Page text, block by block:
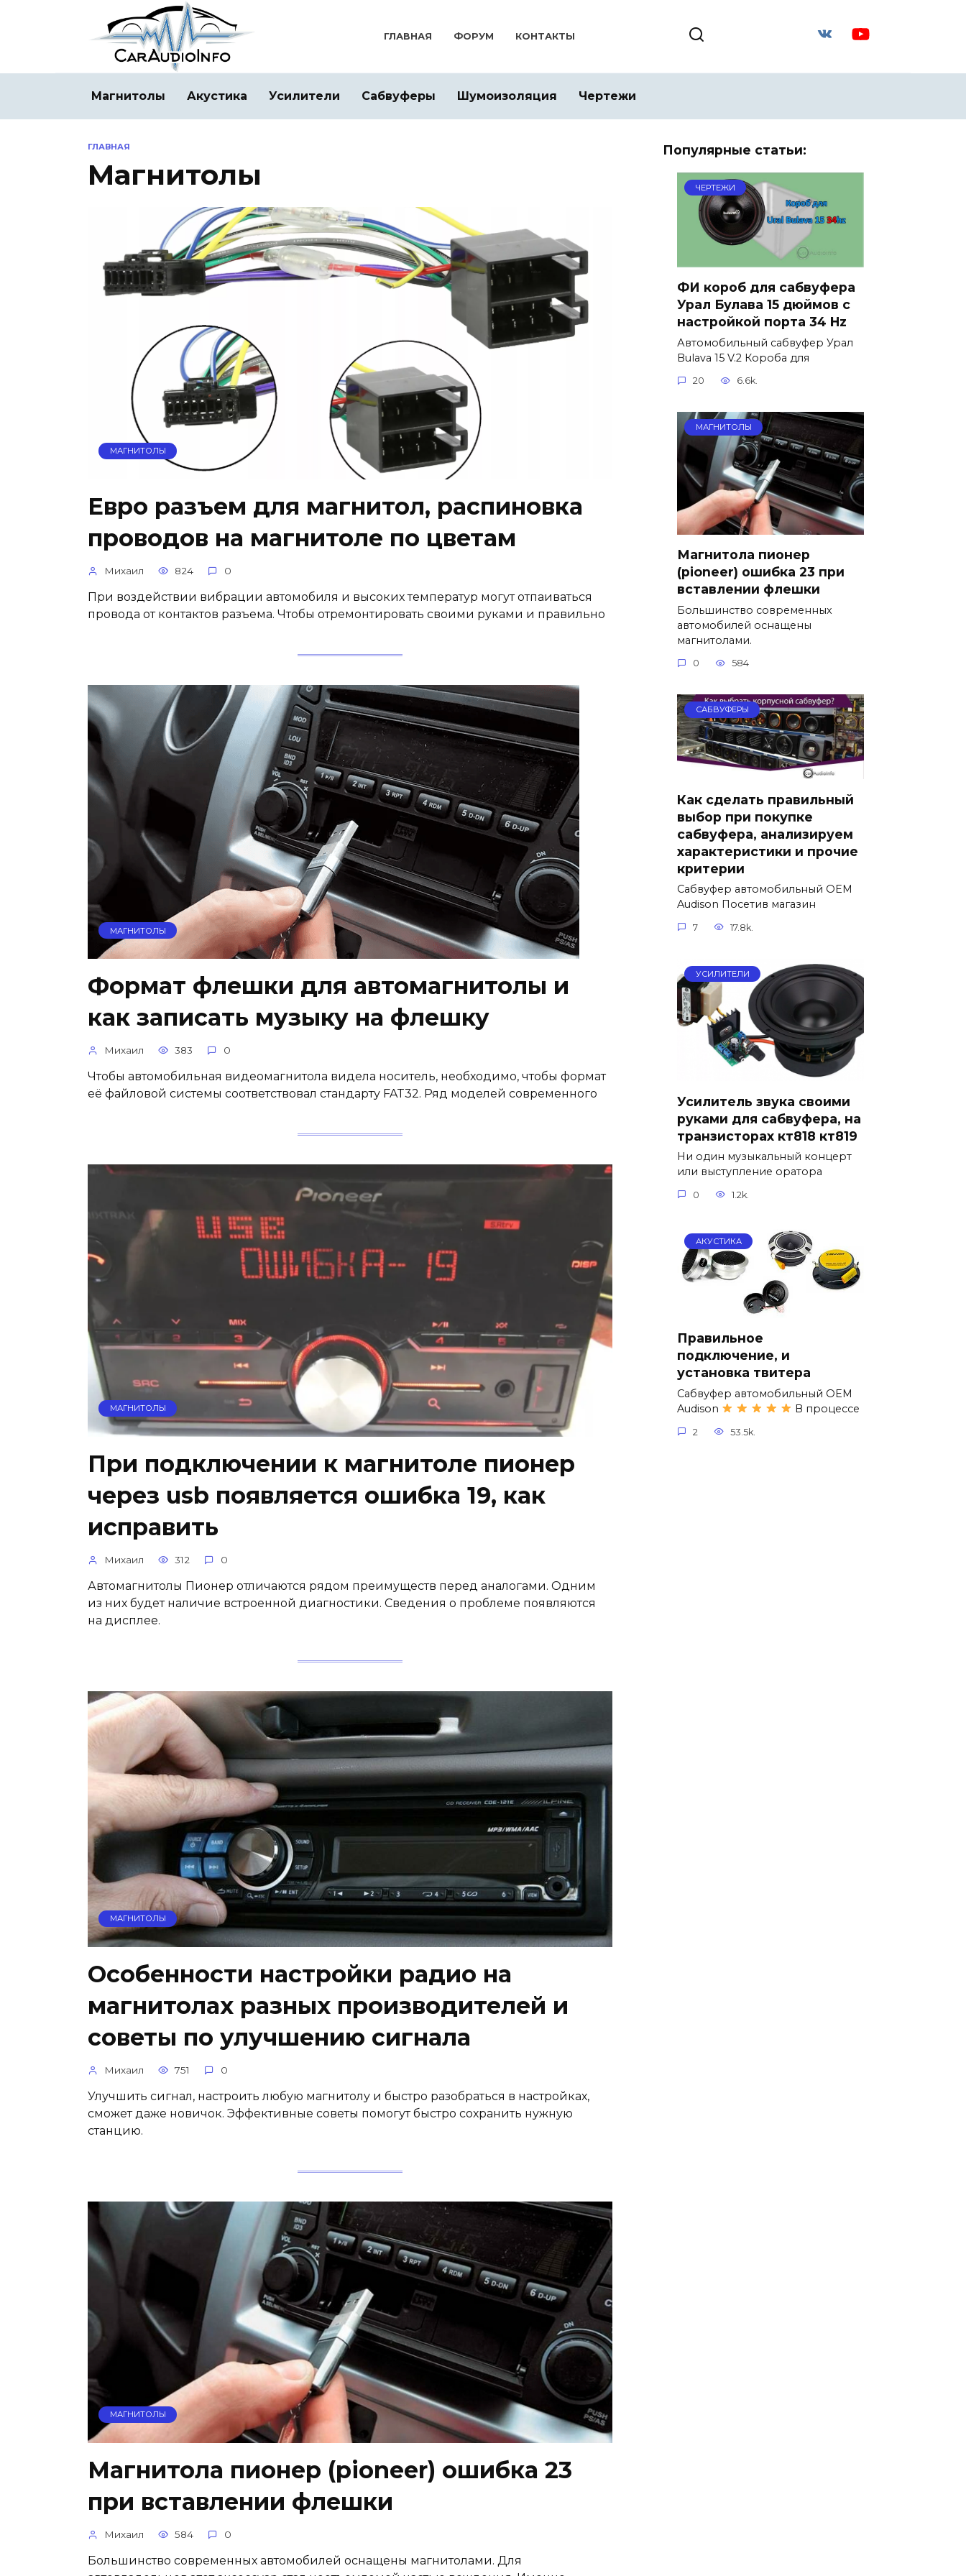
ГЛАВНАЯ ФОРУМ КОНТАКТЫ
Магнитолы Акустика Усилители Сабвуферы Шумоизоляция Чертежи
ГЛАВНАЯ
Магнитолы
МАГНИТОЛЫ
Евро разъем для магнитол, распиновка
проводов на магнитоле по цветам
Михаил 824 0
При воздействии вибрации автомобиля и высоких температур могут отпаиваться
провода от контактов разъема. Чтобы отремонтировать своими руками и правильно
МАГНИТОЛЫ
Формат флешки для автомагнитолы и
как записать музыку на флешку
Михаил 383 0
Чтобы автомобильная видеомагнитола видела носитель, необходимо, чтобы формат
её файловой системы соответствовал стандарту FAT32. Ряд моделей современного
МАГНИТОЛЫ
При подключении к магнитоле пионер
через usb появляется ошибка 19, как
исправить
Михаил 312 0
Автомагнитолы Пионер отличаются рядом преимуществ перед аналогами. Одним
из них будет наличие встроенной диагностики. Сведения о проблеме появляются
на дисплее.
МАГНИТОЛЫ
Особенности настройки радио на
магнитолах разных производителей и
советы по улучшению сигнала
Михаил 751 0
Улучшить сигнал, настроить любую магнитолу и быстро разобраться в настройках,
сможет даже новичок. Эффективные советы помогут быстро сохранить нужную
станцию.
МАГНИТОЛЫ
Магнитола пионер (pioneer) ошибка 23
при вставлении флешки
Михаил 584 0
Большинство современных автомобилей оснащены магнитолами. Для
Популярные статьи:
ЧЕРТЕЖИ
ФИ короб для сабвуфера
Урал Булава 15 дюймов с
настройкой порта 34 Hz
Автомобильный сабвуфер Урал
Bulava 15 V.2 Короба для
20 6.6k.
МАГНИТОЛЫ
Магнитола пионер
(pioneer) ошибка 23 при
вставлении флешки
Большинство современных
автомобилей оснащены
магнитолами.
0 584
САБВУФЕРЫ
Как сделать правильный
выбор при покупке
сабвуфера, анализируем
характеристики и прочие
критерии
Сабвуфер автомобильный OEM
Audison Посетив магазин
7 17.8k.
УСИЛИТЕЛИ
Усилитель звука своими
руками для сабвуфера, на
транзисторах кт818 кт819
Ни один музыкальный концерт
или выступление оратора
0 1.2k.
АКУСТИКА
Правильное
подключение, и
установка твитера
Сабвуфер автомобильный OEM
Audison
В процессе
2 53.5k.